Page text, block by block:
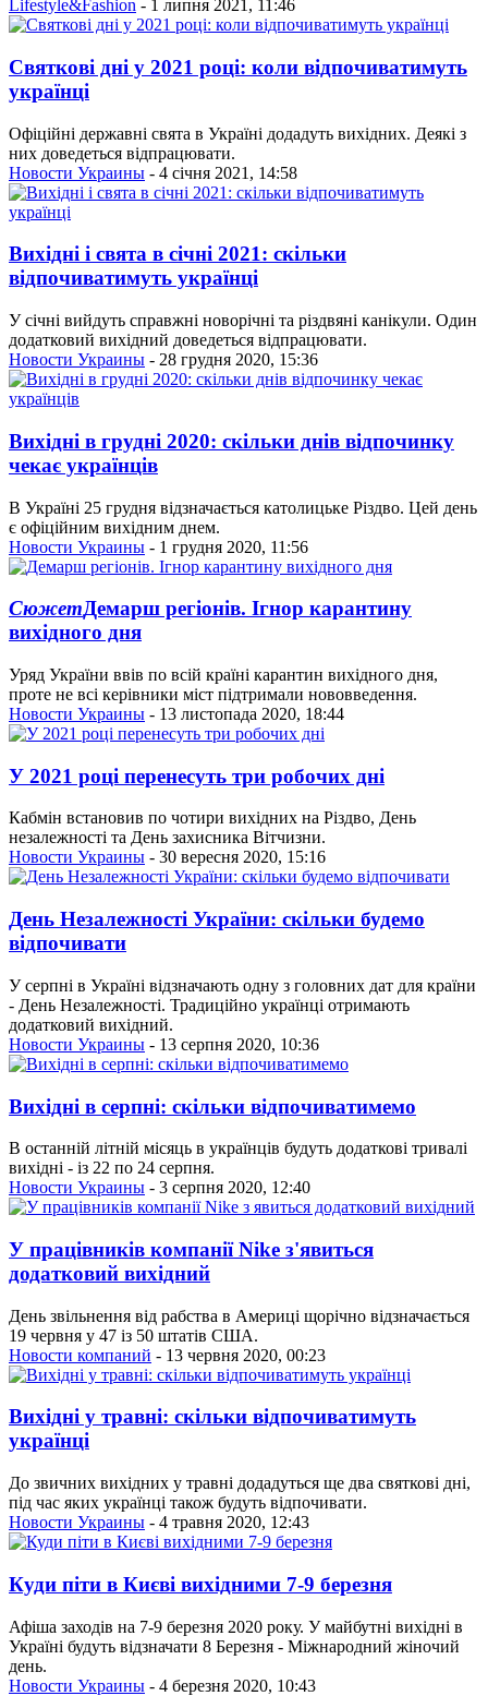
Lifestyle&Fashion - 1 липня 2021, 11:46
Святкові дні у 2021 році: коли відпочиватимуть
українці
Офіційні державні свята в Україні додадуть вихідних. Деякі з
них доведеться відпрацювати.
Новости Украины - 4 січня 2021, 14:58
Вихідні і свята в січні 2021: скільки
відпочиватимуть українці
У січні вийдуть справжні новорічні та різдвяні канікули. Один
додатковий вихідний доведеться відпрацювати.
Новости Украины - 28 грудня 2020, 15:36
Вихідні в грудні 2020: скільки днів відпочинку
чекає українців
В Україні 25 грудня відзначається католицьке Різдво. Цей день
є офіційним вихідним днем.
Новости Украины - 1 грудня 2020, 11:56
СюжетДемарш регіонів. Ігнор карантину
вихідного дня
Уряд України ввів по всій країні карантин вихідного дня,
проте не всі керівники міст підтримали нововведення.
Новости Украины - 13 листопада 2020, 18:44
У 2021 році перенесуть три робочих дні
Кабмін встановив по чотири вихідних на Різдво, День
незалежності та День захисника Вітчизни.
Новости Украины - 30 вересня 2020, 15:16
День Незалежності України: скільки будемо
відпочивати
У серпні в Україні відзначають одну з головних дат для країни
- День Незалежності. Традиційно українці отримають
додатковий вихідний.
Новости Украины - 13 серпня 2020, 10:36
Вихідні в серпні: скільки відпочиватимемо
В останній літній місяць в українців будуть додаткові тривалі
вихідні - із 22 по 24 серпня.
Новости Украины - 3 серпня 2020, 12:40
У працівників компанії Nike з'явиться
додатковий вихідний
День звільнення від рабства в Америці щорічно відзначається
19 червня у 47 із 50 штатів США.
Новости компаний - 13 червня 2020, 00:23
Вихідні у травні: скільки відпочиватимуть
українці
До звичних вихідних у травні додадуться ще два святкові дні,
під час яких українці також будуть відпочивати.
Новости Украины - 4 травня 2020, 12:43
Куди піти в Києві вихідними 7-9 березня
Афіша заходів на 7-9 березня 2020 року. У майбутні вихідні в
Україні будуть відзначати 8 Березня - Міжнародний жіночий
день.
Новости Украины - 4 березня 2020, 10:43